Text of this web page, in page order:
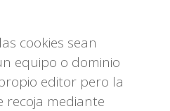
cookies sean
equipo o dominio
editor pero la
recoja mediante